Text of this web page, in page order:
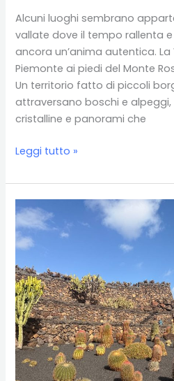
Alcuni luoghi sembrano
vallate dove il tempo rallenta
ancora un’anima autentica.
Piemonte ai piedi del Monte
Un territorio fatto di piccoli
attraversano boschi e
cristalline e panorami che
Weekend
Valsesia:
itinerario
tra
borghi
Walser
trekking
e
natura
Leggi tutto »